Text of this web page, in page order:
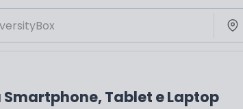
Smartphone, Tablet e Laptop